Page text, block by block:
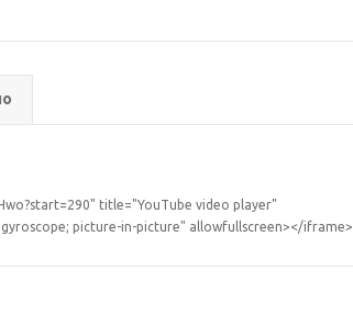
title="YouTube video player"
picture-in-picture" allowfullscreen></iframe>